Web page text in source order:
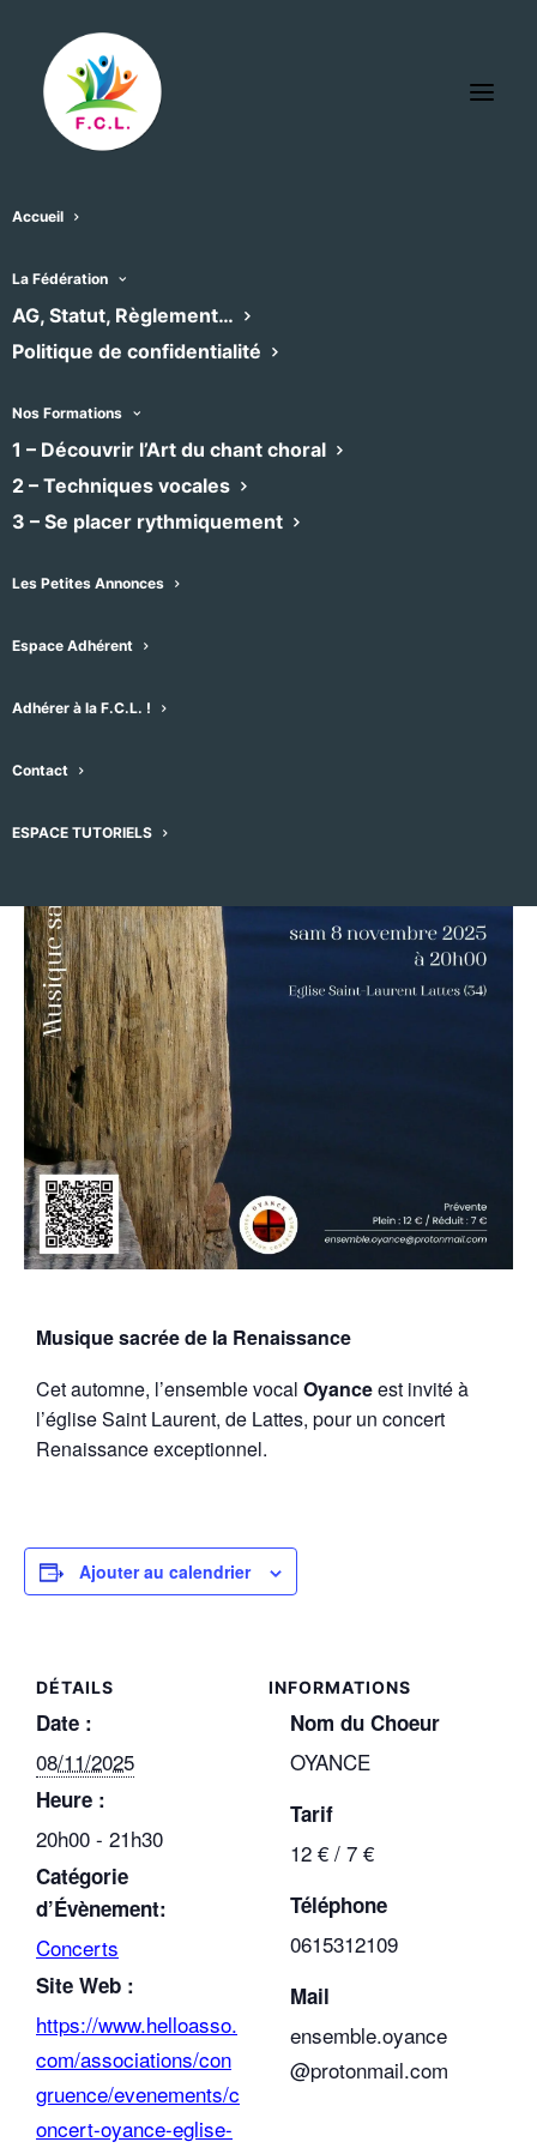
Accueil
La Fédération
AG, Statut, Règlement…
Politique de confidentialité
Nos Formations
1 – Découvrir l’Art du chant choral
2 – Techniques vocales
3 – Se placer rythmiquement
Les Petites Annonces
Espace Adhérent
Adhérer à la F.C.L. !
Contact
ESPACE TUTORIELS
« Tous les Évènements
CONCERT
Musique sacrée de la Renaissance
Cet automne, l’ensemble vocal Oyanceest invité à
l’église Saint Laurent, de Lattes, pour un concert
Renaissance exceptionnel.
Ajouter au calendrier
DÉTAILS
Date :
08/11/2025
Heure :
20h00 - 21h30
Catégorie
d’Évènement:
Concerts
Site Web :
https://www.helloasso.
com/associations/con
gruence/evenements/c
oncert-oyance-eglise-
Nom du Choeur
OYANCE
Tarif
12 € / 7 €
Téléphone
0615312109
Mail
ensemble.oyance
@protonmail.com